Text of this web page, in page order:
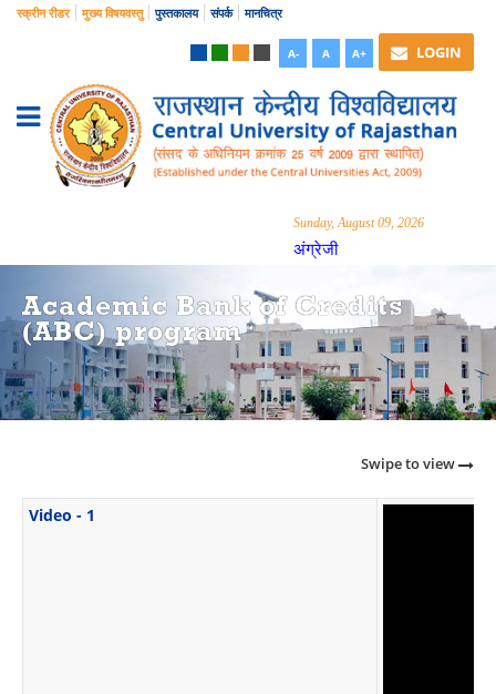
स्क्रीन रीडर मुख्य विषयवस्तु पुस्तकालय संपर्क मानचित्र
A- A A+ LOGIN
Sunday, August 09, 2026
अंग्रेजी
Academic Bank of Credits
(ABC) program
Swipe to view
Video - 1